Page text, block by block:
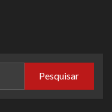
Pesquisar